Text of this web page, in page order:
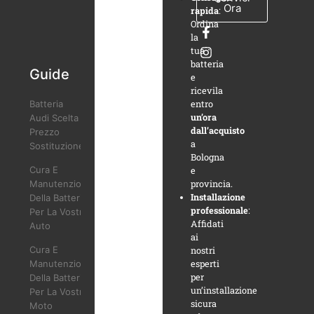
rapida:
Ordina
la
tua
batteria
e
ricevila
entro
un’ora
dall’acquisto
a
Bologna
e
provincia.
Installazione
professionale:
Affidati
ai
nostri
esperti
per
un’installazione
sicura
Ora
Guide
Batteria
Audi Scelta
Prezzo
Sostituzione
Cura E
Manutenzione
Della Batteria
Per La Vostra
Auto
Cura E
Manutenzione
Della Batteria
Per La Vostra
Moto